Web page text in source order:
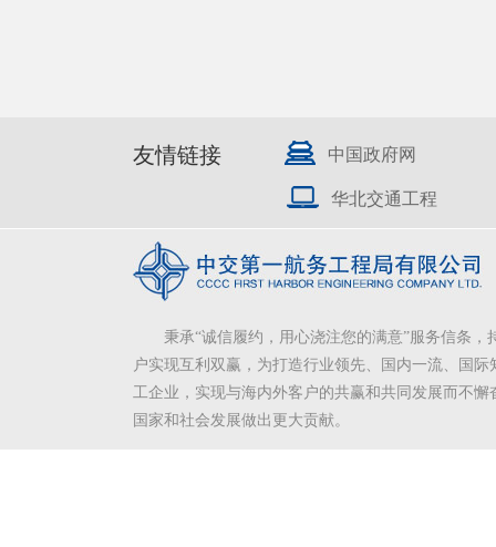
友情链接 中国政府网
华北交通工程
秉承“诚信履约，用心浇注您的满意”服务信条，
户实现互利双赢，为打造行业领先、国内一流、国际
工企业，实现与海内外客户的共赢和共同发展而不懈
国家和社会发展做出更大贡献。